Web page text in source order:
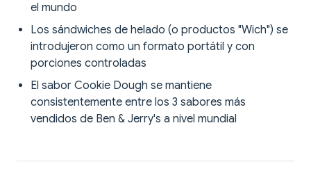
el mundo
Los sándwiches de helado (o productos "Wich") se
introdujeron como un formato portátil y con
porciones controladas
El sabor Cookie Dough se mantiene
consistentemente entre los 3 sabores más
vendidos de Ben & Jerry's a nivel mundial